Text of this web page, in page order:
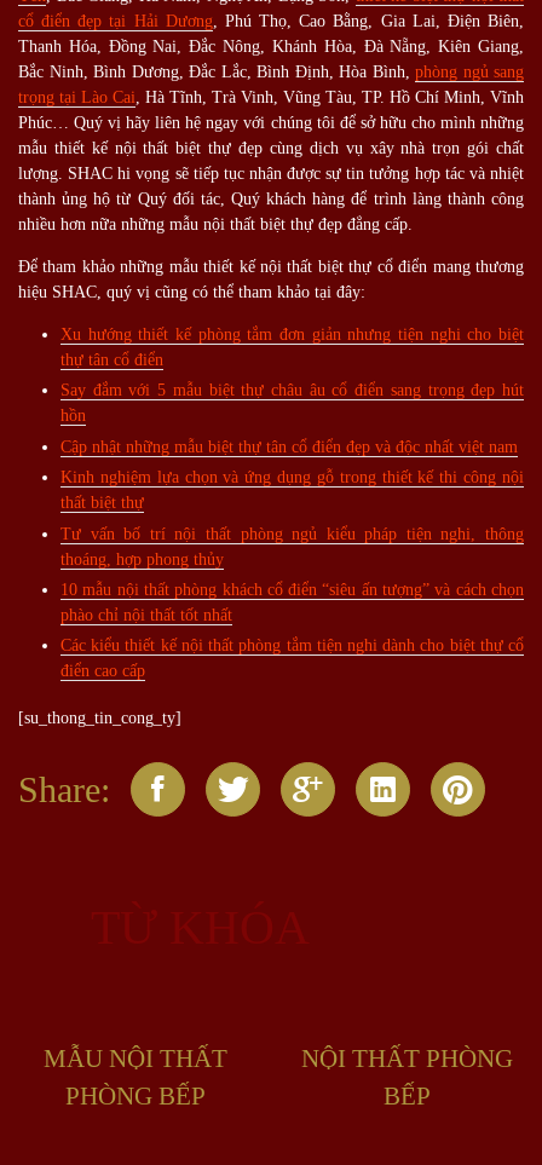
cổ điển đẹp tại Hải Dương, Phú Thọ, Cao Bằng, Gia Lai, Điện Biên,
Thanh Hóa, Đồng Nai, Đắc Nông, Khánh Hòa, Đà Nẵng, Kiên Giang,
Bắc Ninh, Bình Dương, Đắc Lắc, Bình Định, Hòa Bình, phòng ngủ sang
trọng tại Lào Cai, Hà Tĩnh, Trà Vinh, Vũng Tàu, TP. Hồ Chí Minh, Vĩnh
Phúc… Quý vị hãy liên hệ ngay với chúng tôi để sở hữu cho mình những
mẫu thiết kế nội thất biệt thự đẹp cùng dịch vụ xây nhà trọn gói chất
lượng. SHAC hi vọng sẽ tiếp tục nhận được sự tin tưởng hợp tác và nhiệt
thành ủng hộ từ Quý đối tác, Quý khách hàng để trình làng thành công
nhiều hơn nữa những mẫu nội thất biệt thự đẹp đẳng cấp.
Để tham khảo những mẫu thiết kế nội thất biệt thự cổ điển mang thương
hiệu SHAC, quý vị cũng có thể tham khảo tại đây:
Xu hướng thiết kế phòng tắm đơn giản nhưng tiện nghi cho biệt
thự tân cổ điển
Say đắm với 5 mẫu biệt thự châu âu cổ điển sang trọng đẹp hút
hồn
Cập nhật những mẫu biệt thự tân cổ điển đẹp và độc nhất việt nam
Kinh nghiệm lựa chọn và ứng dụng gỗ trong thiết kế thi công nội
thất biệt thự
Tư vấn bố trí nội thất phòng ngủ kiểu pháp tiện nghi, thông
thoáng, hợp phong thủy
10 mẫu nội thất phòng khách cổ điển “siêu ấn tượng” và cách chọn
phào chỉ nội thất tốt nhất
Các kiểu thiết kế nội thất phòng tắm tiện nghi dành cho biệt thự cổ
điển cao cấp
[su_thong_tin_cong_ty]
Share:
TỪ KHÓA
MẪU NỘI THẤT
PHÒNG BẾP
NỘI THẤT PHÒNG
BẾP